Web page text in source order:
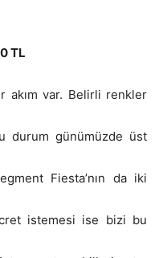
TL
akım var. Belirli renkler
durum günümüzde üst
Fiesta’nın da iki
istemesi ise bizi bu